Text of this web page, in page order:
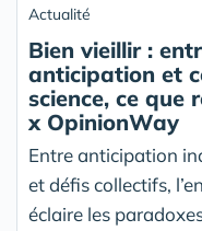
Actualité
Bien vieillir :
anticipation et
science, ce que
x OpinionWay
Entre anticipation
et défis collectifs,
éclaire les